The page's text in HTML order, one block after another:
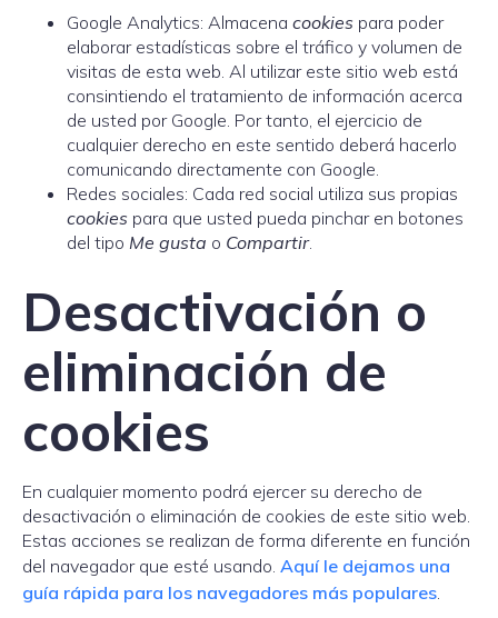
Google Analytics: Almacena cookies para poder
elaborar estadísticas sobre el tráfico y volumen de
visitas de esta web. Al utilizar este sitio web está
consintiendo el tratamiento de información acerca
de usted por Google. Por tanto, el ejercicio de
cualquier derecho en este sentido deberá hacerlo
comunicando directamente con Google.
Redes sociales: Cada red social utiliza sus propias
cookies para que usted pueda pinchar en botones
del tipo Me gusta o Compartir.
Desactivación o
eliminación de
cookies
En cualquier momento podrá ejercer su derecho de
desactivación o eliminación de cookies de este sitio web.
Estas acciones se realizan de forma diferente en función
del navegador que esté usando. Aquí le dejamos una
guía rápida para los navegadores más populares.